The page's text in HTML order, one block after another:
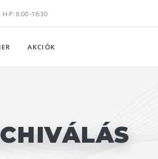
H-P: 8:00 -16:30
AKCIÓK